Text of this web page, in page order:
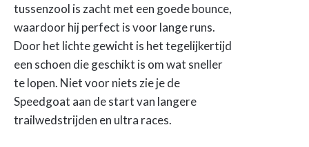
tussenzool is zacht met een goede bounce,
waardoor hij perfect is voor lange runs.
Door het lichte gewicht is het tegelijkertijd
een schoen die geschikt is om wat sneller
te lopen. Niet voor niets zie je de
Speedgoat aan de start van langere
trailwedstrijden en ultra races.